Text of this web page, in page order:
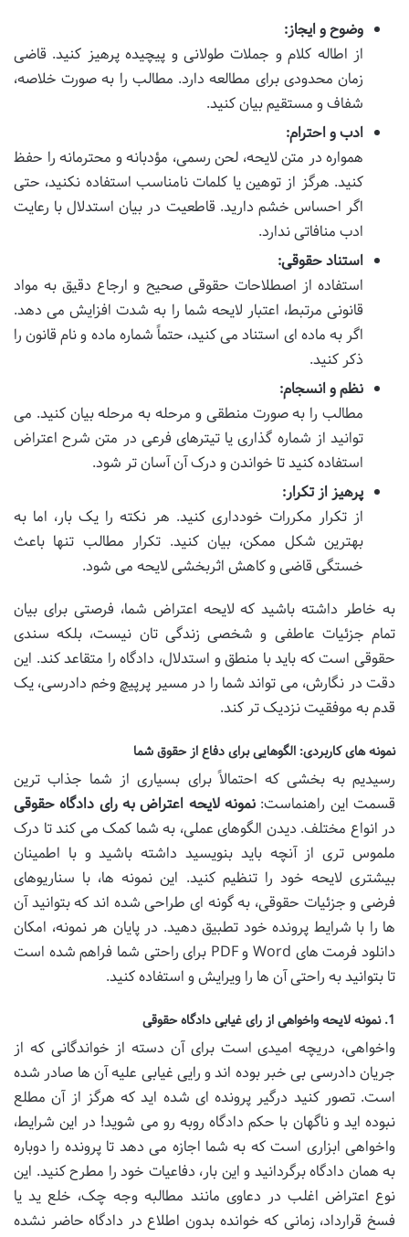
وضوح و ایجاز:
از اطاله کلام و جملات طولانی و پیچیده پرهیز کنید. قاضی
زمان محدودی برای مطالعه دارد. مطالب را به صورت خلاصه،
شفاف و مستقیم بیان کنید.
ادب و احترام:
همواره در متن لایحه، لحن رسمی، مؤدبانه و محترمانه را حفظ
کنید. هرگز از توهین یا کلمات نامناسب استفاده نکنید، حتی
اگر احساس خشم دارید. قاطعیت در بیان استدلال با رعایت
ادب منافاتی ندارد.
استناد حقوقی:
استفاده از اصطلاحات حقوقی صحیح و ارجاع دقیق به مواد
قانونی مرتبط، اعتبار لایحه شما را به شدت افزایش می دهد.
اگر به ماده ای استناد می کنید، حتماً شماره ماده و نام قانون را
ذکر کنید.
نظم و انسجام:
مطالب را به صورت منطقی و مرحله به مرحله بیان کنید. می
توانید از شماره گذاری یا تیترهای فرعی در متن شرح اعتراض
استفاده کنید تا خواندن و درک آن آسان تر شود.
پرهیز از تکرار:
از تکرار مکررات خودداری کنید. هر نکته را یک بار، اما به
بهترین شکل ممکن، بیان کنید. تکرار مطالب تنها باعث
خستگی قاضی و کاهش اثربخشی لایحه می شود.
به خاطر داشته باشید که لایحه اعتراض شما، فرصتی برای بیان
تمام جزئیات عاطفی و شخصی زندگی تان نیست، بلکه سندی
حقوقی است که باید با منطق و استدلال، دادگاه را متقاعد کند. این
دقت در نگارش، می تواند شما را در مسیر پرپیچ وخم دادرسی، یک
قدم به موفقیت نزدیک تر کند.
نمونه های کاربردی: الگوهایی برای دفاع از حقوق شما
رسیدیم به بخشی که احتمالاً برای بسیاری از شما جذاب ترین
قسمت این راهنماست: نمونه لایحه اعتراض به رای دادگاه حقوقی
در انواع مختلف. دیدن الگوهای عملی، به شما کمک می کند تا درک
ملموس تری از آنچه باید بنویسید داشته باشید و با اطمینان
بیشتری لایحه خود را تنظیم کنید. این نمونه ها، با سناریوهای
فرضی و جزئیات حقوقی، به گونه ای طراحی شده اند که بتوانید آن
ها را با شرایط پرونده خود تطبیق دهید. در پایان هر نمونه، امکان
دانلود فرمت های Word و PDF برای راحتی شما فراهم شده است
تا بتوانید به راحتی آن ها را ویرایش و استفاده کنید.
1. نمونه لایحه واخواهی از رای غیابی دادگاه حقوقی
واخواهی، دریچه امیدی است برای آن دسته از خواندگانی که از
جریان دادرسی بی خبر بوده اند و رایی غیابی علیه آن ها صادر شده
است. تصور کنید درگیر پرونده ای شده اید که هرگز از آن مطلع
نبوده اید و ناگهان با حکم دادگاه روبه رو می شوید! در این شرایط،
واخواهی ابزاری است که به شما اجازه می دهد تا پرونده را دوباره
به همان دادگاه برگردانید و این بار، دفاعیات خود را مطرح کنید. این
نوع اعتراض اغلب در دعاوی مانند مطالبه وجه چک، خلع ید یا
فسخ قرارداد، زمانی که خوانده بدون اطلاع در دادگاه حاضر نشده